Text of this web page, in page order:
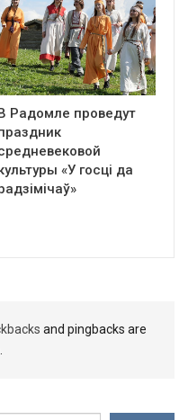
В Радомле проведут
«У госці да
and pingbacks are